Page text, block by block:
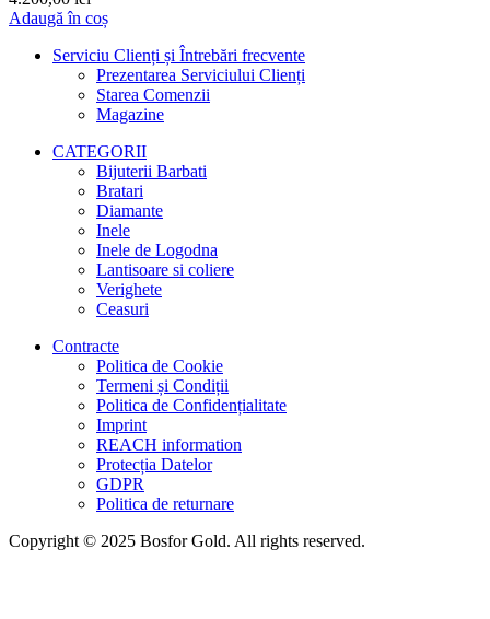
Adaugă în coș
Serviciu Clienți și Întrebări frecvente
Prezentarea Serviciului Clienți
Starea Comenzii
Magazine
CATEGORII
Bijuterii Barbati
Bratari
Diamante
Inele
Inele de Logodna
Lantisoare si coliere
Verighete
Ceasuri
Contracte
Politica de Cookie
Termeni și Condiții
Politica de Confidențialitate
Imprint
REACH information
Protecția Datelor
GDPR
Politica de returnare
Copyright © 2025 Bosfor Gold. All rights reserved.